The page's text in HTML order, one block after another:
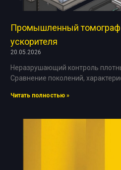
Промышленный томограф
ускорителя
20.05.2026
Неразрушающий контроль
Сравнение поколений,
Читать полностью »